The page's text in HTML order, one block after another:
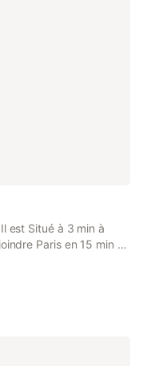
est Situé à 3 min à
Paris en 15 min et
la Tour Eiffel.